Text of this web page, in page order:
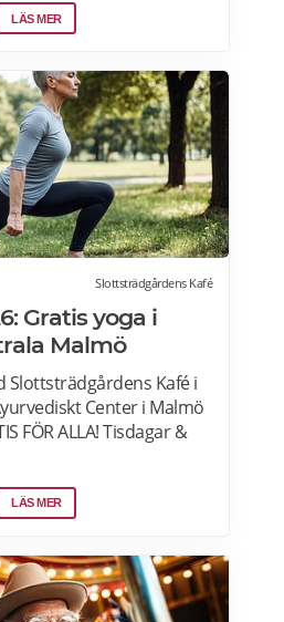
LÄS MER
Slottsträdgårdens Kafé
Gratis yoga i
Malmö
Slottsträdgårdens Kafé i
Center i Malmö
FÖR ALLA! Tisdagar &
& 13)
LÄS MER